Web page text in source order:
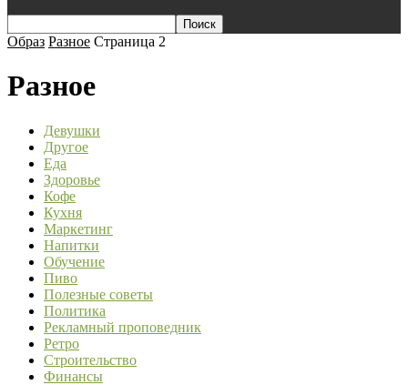
Образ Разное Страница 2
Разное
Девушки
Другое
Еда
Здоровье
Кофе
Кухня
Маркетинг
Напитки
Обучение
Пиво
Полезные советы
Политика
Рекламный проповедник
Ретро
Строительство
Финансы